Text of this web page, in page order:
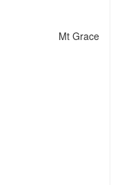
Mt Grace